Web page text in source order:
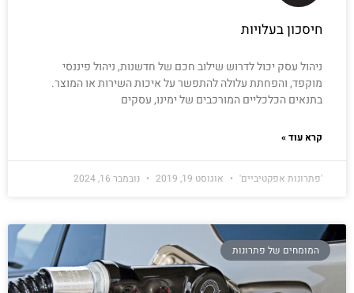
חיסכון בעלויות
ניהול עסק יכול לדרוש שילוב חכם של חדשנות, ניהול פיננסי
מוקפד, והפחתת עלולה להתפשר על איכות השירות או המוצר.
בתנאים הכלכליים המורכבים של ימינו, עסקים
קרא עוד »
'פתרונות אפקטיביים' אוגוסט 19, 2019 נובמבר 16, 2024
המומחים של פתרונות